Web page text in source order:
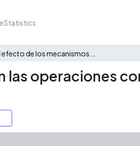
Statistics
las operaciones